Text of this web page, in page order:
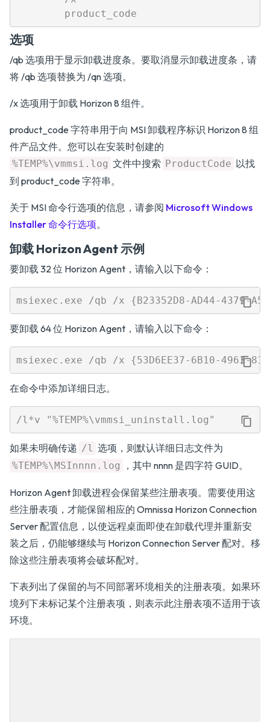
选项
/qb 选项用于显示卸载进度条。要取消显示卸载进度条，请
将 /qb 选项替换为 /qn 选项。
/x 选项用于卸载 Horizon 8 组件。
product_code 字符串用于向 MSI 卸载程序标识 Horizon 8 组
件产品文件。您可以在安装时创建的
%TEMP%\vmmsi.log 文件中搜索 ProductCode 以找
到 product_code 字符串。
关于 MSI 命令行选项的信息，请参阅 Microsoft Windows
Installer 命令行选项。
卸载 Horizon Agent 示例
要卸载 32 位 Horizon Agent，请输入以下命令：
要卸载 64 位 Horizon Agent，请输入以下命令：
在命令中添加详细日志。
如果未明确传递 /l 选项，则默认详细日志文件为
%TEMP%\MSInnnn.log ，其中 nnnn 是四字符 GUID。
Horizon Agent 卸载进程会保留某些注册表项。需要使用这
些注册表项，才能保留相应的 Omnissa Horizon Connection
Server 配置信息，以使远程桌面即使在卸载代理并重新安
装之后，仍能够继续与 Horizon Connection Server 配对。移
除这些注册表项将会破坏配对。
下表列出了保留的与不同部署环境相关的注册表项。如果环
境列下未标记某个注册表项，则表示此注册表项不适用于该
环境。